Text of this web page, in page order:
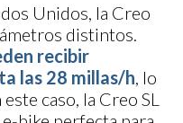
Unidos, la Creo
distintos.
recibir
las 28 millas/h, lo
caso, la Creo SL